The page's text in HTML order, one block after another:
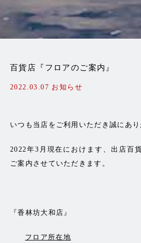
百貨店『フロアのご案内』
2022.03.07 お知らせ
いつも当店をご利用いただき誠にあり
2022年3月現在におけます、出店百
ご案内させていただきます。
『香林坊大和店』
フロア所在地